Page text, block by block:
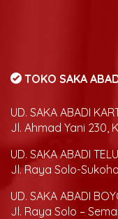
TOKO SAKA
UD. SAKA ABADI
Jl. Ahmad Yani 230,
UD. SAKA ABADI
Jl. Raya Solo-
UD. SAKA ABADI
Jl. Raya Solo –